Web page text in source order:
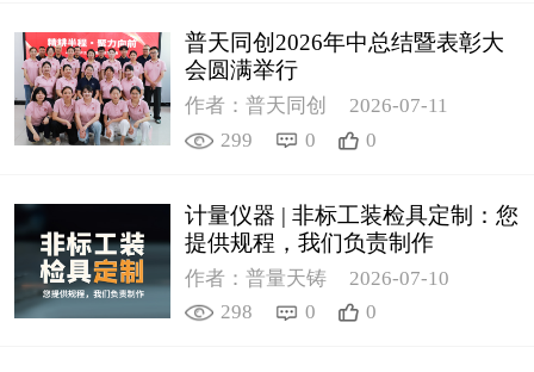
普天同创2026年中总结暨表彰大
会圆满举行
作者：普天同创
2026-07-11
299
0 0
计量仪器 | 非标工装检具定制：您
提供规程，我们负责制作
作者：普量天铸
2026-07-10
298
0 0